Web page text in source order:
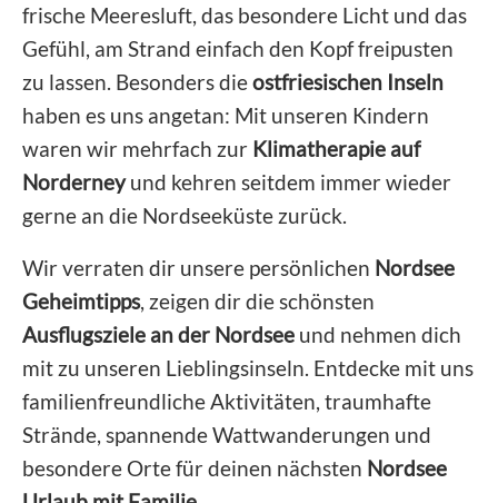
frische Meeresluft, das besondere Licht und das
Gefühl, am Strand einfach den Kopf freipusten
zu lassen. Besonders dieostfriesischen Inseln
haben es uns angetan: Mit unseren Kindern
waren wir mehrfach zur Klimatherapie auf
Norderneyund kehren seitdem immer wieder
gerne an die Nordseeküste zurück.
Wir verraten dir unsere persönlichen Nordsee
Geheimtipps, zeigen dir die schönsten
Ausflugsziele an der Nordsee und nehmen dich
mit zu unseren Lieblingsinseln. Entdecke mit uns
familienfreundliche Aktivitäten, traumhafte
Strände, spannende Wattwanderungen und
besondere Orte für deinen nächsten Nordsee